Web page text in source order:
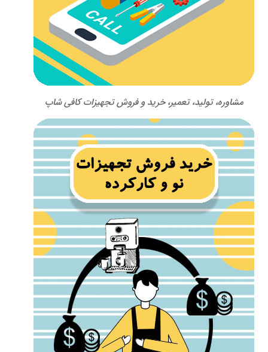
مشاوره، تولید، تعمیر، خرید و فروش تجهیزات کافی شاپ